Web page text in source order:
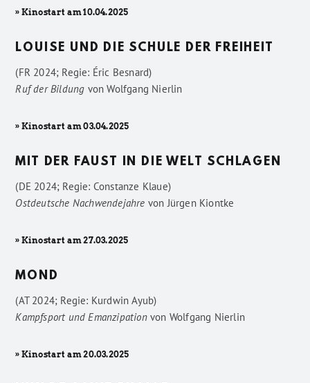
» Kinostart am 10.04.2025
LOUISE UND DIE SCHULE DER FREIHEIT
(FR 2024; Regie: Éric Besnard)
Ruf der Bildung vonWolfgang Nierlin
» Kinostart am 03.04.2025
MIT DER FAUST IN DIE WELT SCHLAGEN
(DE 2024; Regie: Constanze Klaue)
Ostdeutsche Nachwendejahre vonJürgen Kiontke
» Kinostart am 27.03.2025
MOND
(AT 2024; Regie: Kurdwin Ayub)
Kampfsport und Emanzipationvon Wolfgang Nierlin
» Kinostart am 20.03.2025